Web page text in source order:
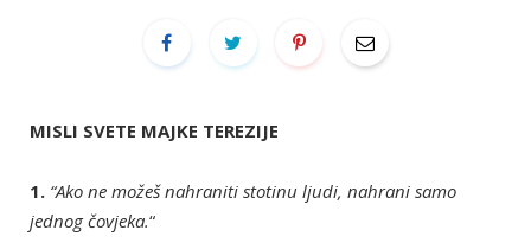
MISLI SVETE MAJKE TEREZIJE
1. “Ako ne možeš nahraniti stotinu ljudi, nahrani samo
jednog čovjeka.“